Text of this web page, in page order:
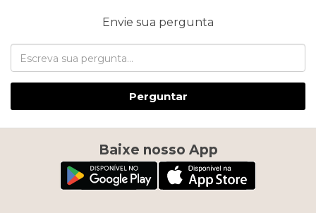
Envie sua pergunta
Perguntar
Baixe nosso App